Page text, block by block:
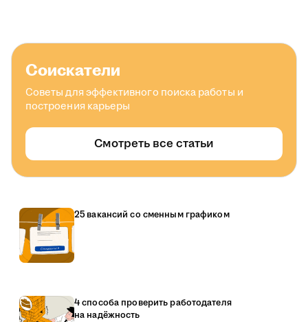
Соискатели
Советы для эффективного поиска работы и
построения карьеры
Смотреть все статьи
25 вакансий со сменным графиком
4 способа проверить работодателя
на надёжность